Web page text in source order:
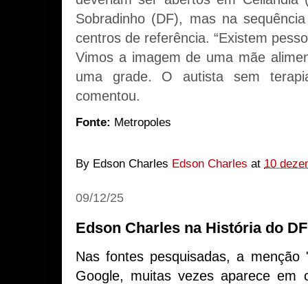
Sobradinho (DF), mas na
centros de referência. “Existem
Vimos a imagem de uma mãe
uma grade. O autista sem
comentou.
Fonte: Metropoles
By Edson Charles Edson Charles at 10
09/12/25
Edson Charles na História do
Nas fontes pesquisadas, a menção
Google, muitas vezes aparece em